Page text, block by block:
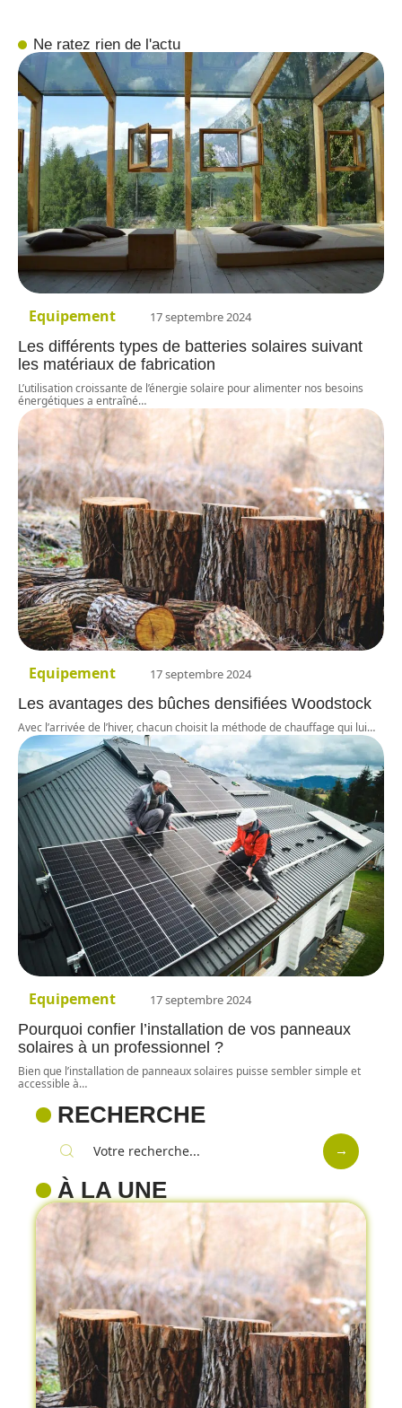
Ne ratez rien de l'actu
Equipement 17 septembre 2024
Les différents types de batteries solaires suivant
les matériaux de fabrication
L’utilisation croissante de l’énergie solaire pour alimenter nos besoins
énergétiques a entraîné…
Equipement 17 septembre 2024
Les avantages des bûches densifiées Woodstock
Avec l’arrivée de l’hiver, chacun choisit la méthode de chauffage qui lui…
Equipement 17 septembre 2024
Pourquoi confier l’installation de vos panneaux
solaires à un professionnel ?
Bien que l’installation de panneaux solaires puisse sembler simple et
accessible à…
RECHERCHE
À LA UNE